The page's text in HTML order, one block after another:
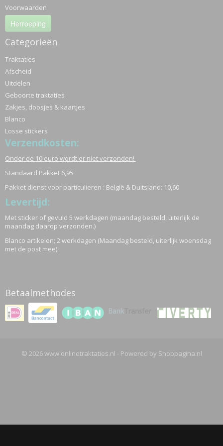
Voorwaarden
Herroeping
Categorieën
Traktaties
Afscheid
Uitdelen
Geboorte traktaties
Zakjes, doosjes & kaartjes
Blanco
Losse stickers
Verzendkosten:
Onder de 10 euro wordt er niet verzonden!
Standaard Pakket 6,95
Pakket dienst voor particulieren : België & Duitsland: 10,60
Levertijd:
Met sticker of gevuld 5 werkdagen (maandag besteld, uiterlijk de
maandag daarop verzonden.)
Blanco artikelen; 2 werkdagen (Maandag besteld, uiterlijk woensdag
met de post mee).
Betaalmethodes
© 2026 www.onlinetraktaties.nl - Powered by Shoppagina.nl